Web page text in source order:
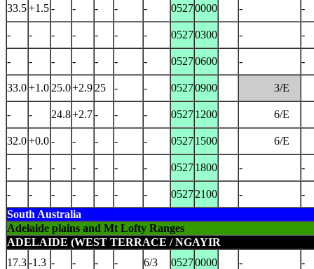
33.5+1.5- - - - - 05270000 - -
- - - - - - - 05270300 - -
- - - - - - - 05270600 - -
33.0+1.0 25.0+2.9 25 - - 05270900 3/E
- - 24.8+2.7- - - 05271200 6/E
32.0+0.0- - - - - 05271500 6/E
- - - - - - - 05271800 - -
- - - - - - - 05272100 -
-
South Australia
Adelaide plains and Mt Lofty Ranges
ADELAIDE (WEST TERRACE / NGAYIR
17.3-1.3 - - - - 6/3 05270000 - -